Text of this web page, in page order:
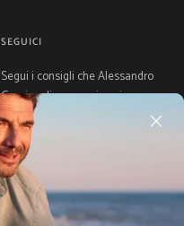
SEGUICI
Segui i consigli che Alessandro
Guarino dispensa ai suoi
followers.